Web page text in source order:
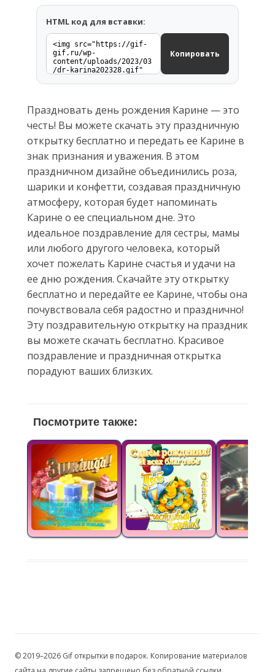
HTML код для вставки:
Копировать
Праздновать день рождения Карине — это
честь! Вы можете скачать эту праздничную
открытку бесплатно и передать ее Карине в
знак признания и уважения. В этом
праздничном дизайне объединились роза,
шарики и конфетти, создавая праздничную
атмосферу, которая будет напоминать
Карине о ее специальном дне. Это
идеальное поздравление для сестры, мамы
или любого другого человека, который
хочет пожелать Карине счастья и удачи на
ее дню рождения. Скачайте эту открытку
бесплатно и передайте ее Карине, чтобы она
почувствовала себя радостно и празднично!
Эту поздравительную открытку на праздник
вы можете скачать бесплатно. Красивое
поздравление и праздничная открытка
порадуют ваших близких.
Посмотрите также:
© 2019–2026 Gif открытки в подарок. Копирование материалов